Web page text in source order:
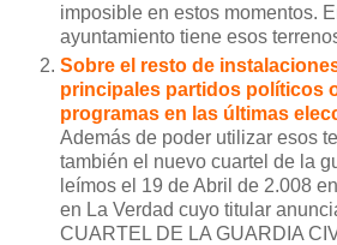
imposible en estos momentos.
ayuntamiento tiene esos
Sobre el resto de
principales partidos políticos
programas en las últimas
Además de poder utilizar esos
también el nuevo cuartel de la
leímos el 19 de Abril de 2.008
en La Verdad cuyo titular
CUARTEL DE LA GUARDIA